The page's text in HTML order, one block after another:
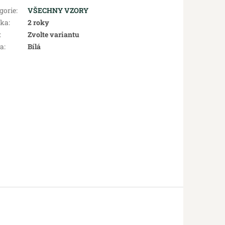
:
VŠECHNY VZORY
:
2 roky
:
Zvolte variantu
: Bílá